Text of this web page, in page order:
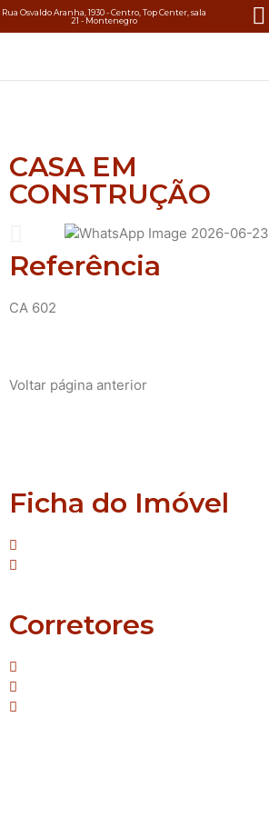
Rua Osvaldo Aranha, 1930 - Centro, Top Center, sala
21 - Montenegro
CASA EM
CONSTRUÇÃO
Referência
CA 602
Voltar página anterior
Ficha do Imóvel
Corretores